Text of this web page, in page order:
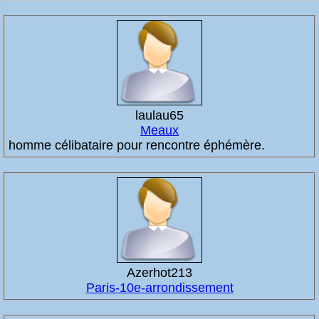
laulau65
Meaux
homme célibataire pour rencontre éphémère.
Azerhot213
Paris-10e-arrondissement